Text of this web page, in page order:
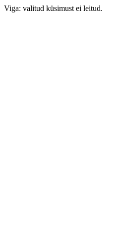
Viga: valitud küsimust ei leitud.